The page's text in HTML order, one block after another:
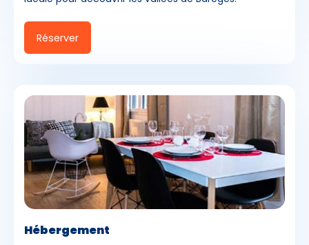
Réserver
Hébergement